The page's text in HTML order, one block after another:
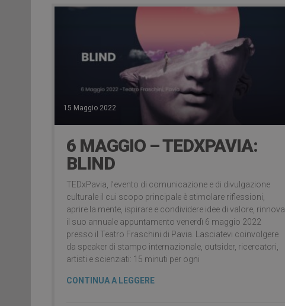
15 Maggio 2022
6 MAGGIO – TEDXPAVIA:
BLIND
TEDxPavia, l’evento di comunicazione e di divulgazione
culturale il cui scopo principale è stimolare riflessioni,
aprire la mente, ispirare e condividere idee di valore, rinnova
il suo annuale appuntamento venerdì 6 maggio 2022
presso il Teatro Fraschini di Pavia. Lasciatevi coinvolgere
da speaker di stampo internazionale, outsider, ricercatori,
artisti e scienziati: 15 minuti per ogni
CONTINUA A LEGGERE